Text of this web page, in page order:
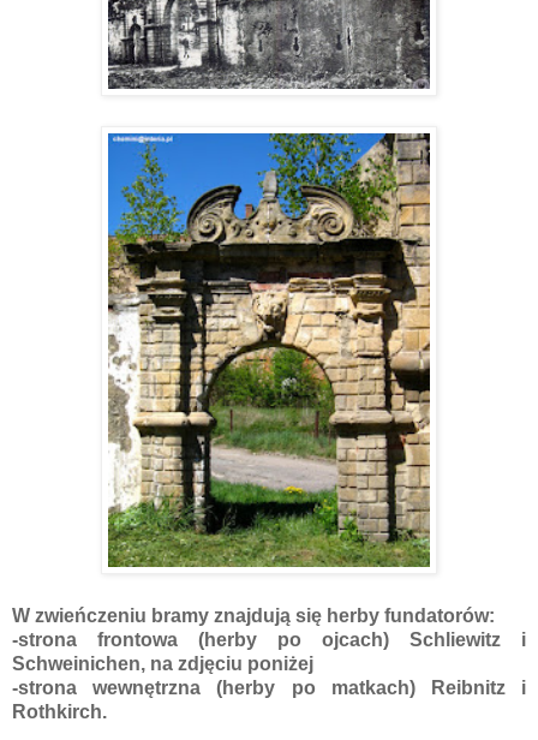
W zwieńczeniu bramy znajdują się herby fundatorów:
-strona frontowa (herby po ojcach) Schliewitz i
Schweinichen, na zdjęciu poniżej
-strona wewnętrzna (herby po matkach) Reibnitz i
Rothkirch.